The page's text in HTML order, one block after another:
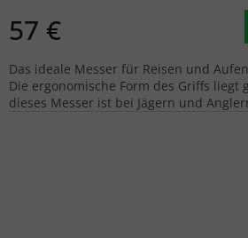
57 €
Das ideale Messer für Reisen und
Die ergonomische Form des Griffs liegt
dieses Messer ist bei Jägern und